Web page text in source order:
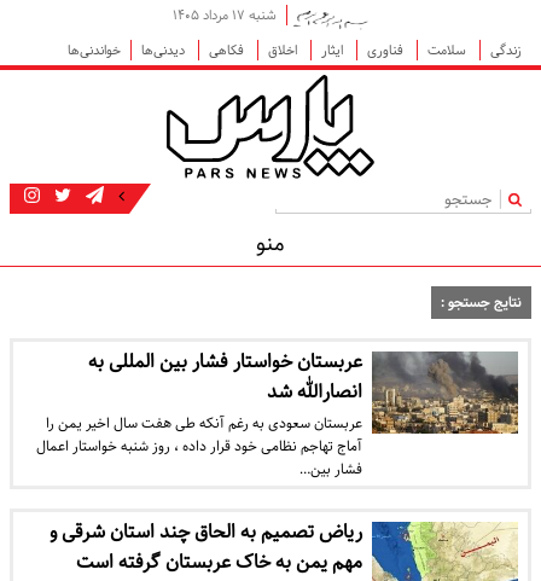
شنبه ۱۷ مرداد ۱۴۰۵
زندگی
سلامت فناوری ایثار اخلاق فکاهی دیدنی‌ها خواندنی‌ها
|
منو
نتایج جستجو :
عربستان خواستار فشار بین المللی به
انصارالله شد
عربستان سعودی به رغم آنکه طی هفت سال اخیر یمن را
آماج تهاجم نظامی خود قرار داده ، روز شنبه خواستار اعمال
فشار بین…
ریاض تصمیم به الحاق چند استان شرقی و
مهم یمن به خاک عربستان گرفته است